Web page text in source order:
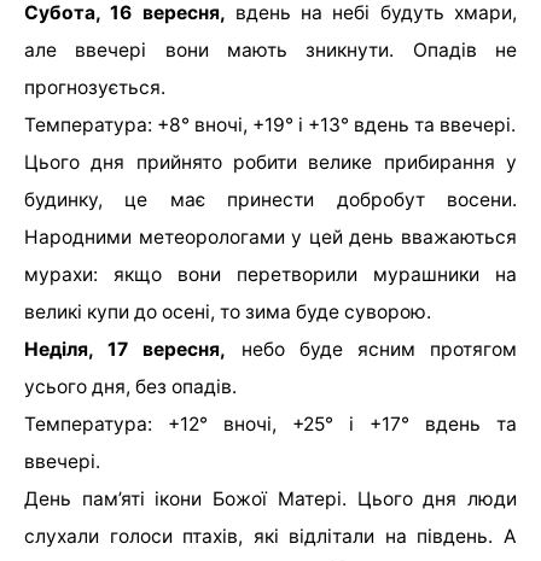
Субота, 16 вересня, вдень на небі будуть хмари,
але ввечері вони мають зникнути. Опадів не
прогнозується.
Температура: +8° вночі, +19° і +13° вдень та ввечері.
Цього дня прийнято робити велике прибирання у
будинку, це має принести добробут восени.
Народними метеорологами у цей день вважаються
мурахи: якщо вони перетворили мурашники на
великі купи до осені, то зима буде суворою.
Неділя, 17 вересня, небо буде ясним протягом
усього дня, без опадів.
Температура: +12° вночі, +25° і +17° вдень та
ввечері.
День пам’яті ікони Божої Матері. Цього дня люди
слухали голоси птахів, які відлітали на південь. А